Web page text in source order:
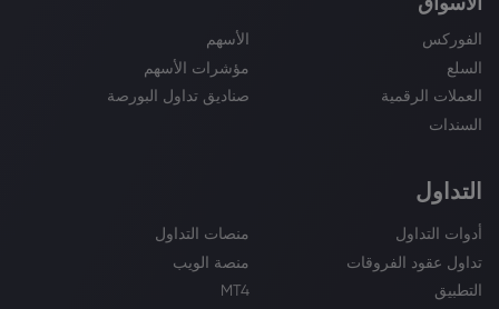
الفوركس
الأسهم
السلع
مؤشرات الأسهم
العملات الرقمية
صناديق تداول البورصة
السندات
التداول
أدوات التداول
منصات التداول
تداول عقود الفروقات
منصة الويب
التطبيق
MT4